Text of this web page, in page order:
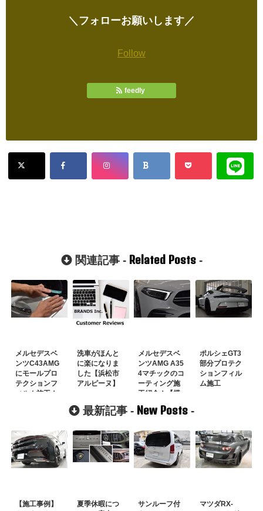
＼フォローお願いします／
Follow
feedly
関連記事 - Related Posts-
メルセデスベ
ンツC43AMG
にモールプロ
テクションフ
ィルム施工！
洗車がほんと
に楽になりま
した【浜松市
アルピーヌ】
メルセデスベ
ンツAMG A35
4マチックのコ
ーティング施
工紹介！【横
浜市】
ポルシェGT3
部分プロテク
ションフィル
ム施工
最新記事 - New Posts -
【施工事例】
夏季休暇につ
サンルーフ付
マツダRX-